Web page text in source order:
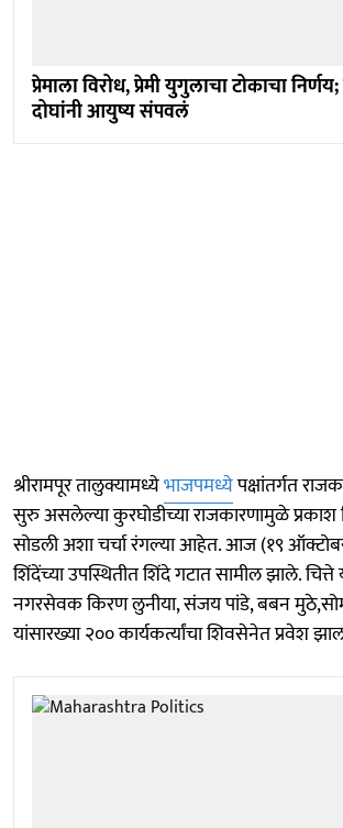
प्रेमाला विरोध, प्रेमी युगुलाचा टोकाचा
दोघांनी आयुष्य संपवलं
श्रीरामपूर तालुक्यामध्येभाजपमध्येपक्षांतर्गत
सुरु असलेल्या कुरघोडीच्या राजकारणामुळे प्रकाश
सोडली अशा चर्चा रंगल्या आहेत. आज (१९
शिंदेंच्या उपस्थितीत शिंदे गटात सामील झाले. चित्ते
नगरसेवक किरण लुनीया, संजय पांडे, बबन
यांसारख्या २०० कार्यकर्त्यांचा शिवसेनेत प्रवेश